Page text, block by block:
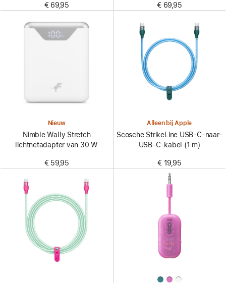
€ 69,95 € 69,95
Nieuw
Nimble Wally Stretch
lichtnetadapter van 30 W
€ 59,95
Alleen bij Apple
Scosche StrikeLine USB-C-naar-
USB-C-kabel (1 m)
€ 19,95